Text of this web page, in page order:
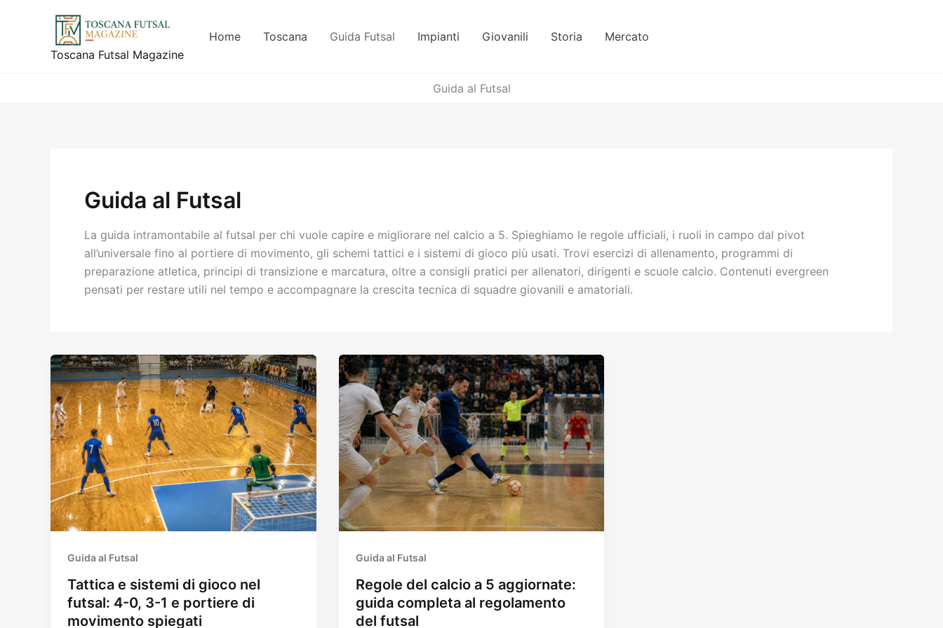
Toscana Futsal Magazine
Home Toscana Guida Futsal Impianti Giovanili Storia Mercato
Guida al Futsal
Guida al Futsal
La guida intramontabile al futsal per chi vuole capire e migliorare nel calcio a 5. Spieghiamo le regole ufficiali, i ruoli in campo dal pivot
all’universale fino al portiere di movimento, gli schemi tattici e i sistemi di gioco più usati. Trovi esercizi di allenamento, programmi di
preparazione atletica, principi di transizione e marcatura, oltre a consigli pratici per allenatori, dirigenti e scuole calcio. Contenuti evergreen
pensati per restare utili nel tempo e accompagnare la crescita tecnica di squadre giovanili e amatoriali.
Guida al Futsal
Tattica e sistemi di gioco nel
futsal: 4-0, 3-1 e portiere di
movimento spiegati
Guida al Futsal
Regole del calcio a 5 aggiornate:
guida completa al regolamento
del futsal